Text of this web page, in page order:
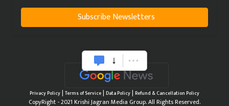
Subscribe Newsletters
Privacy Policy| Terms of Service| Data Policy| Refund & Cancellation Policy
CopyRight - 2021 Krishi Jagran Media Group. All Rights Reserved.